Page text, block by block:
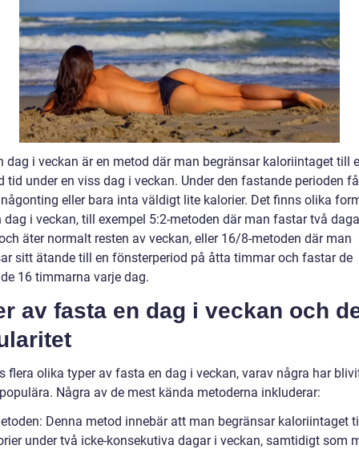
dag i veckan är en metod där man begränsar kaloriintaget till
tid under en viss dag i veckan. Under den fastande perioden
eller bara inta väldigt lite kalorier. Det finns olika
dag i veckan, till exempel 5:2-metoden där man fastar två
äter normalt resten av veckan, eller 16/8-metoden där man
sitt ätande till en fönsterperiod på åtta timmar och fastar de
16 timmarna varje dag.
av fasta en dag i veckan och
flera olika typer av fasta en dag i veckan, varav några har
Några av de mest kända metoderna inkluderar:
Denna metod innebär att man begränsar kaloriintaget
under två icke-konsekutiva dagar i veckan, samtidigt som